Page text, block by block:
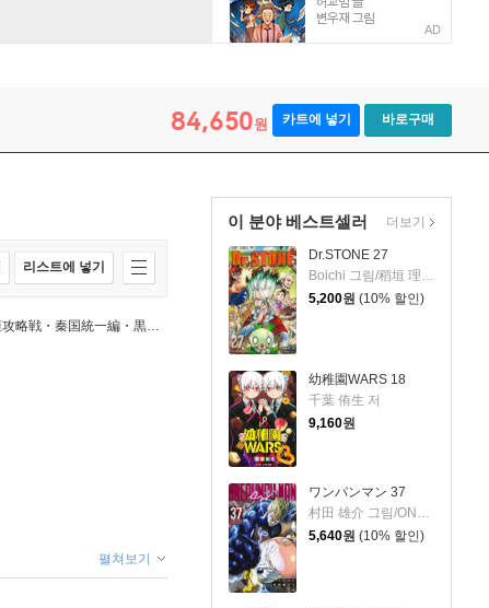
AD
84,650원 카트에 넣기 바로구매
이 분야 베스트셀러
Dr.STONE 27
Boichi 그림/稻垣 理一郞 원작
5,200원 (10% 할인)
幼稚園WARS 18
千葉 侑生 저
9,160원
ワンパンマン 37
村田 雄介 그림/ONE 원작
5,640원 (10% 할인)
더보기
리스트에 넣기
(예약도서) キングダム BOXセット 4 成蟜の変・著雍攻略戦・秦国統一編・黒羊丘の戦い
펼쳐보기